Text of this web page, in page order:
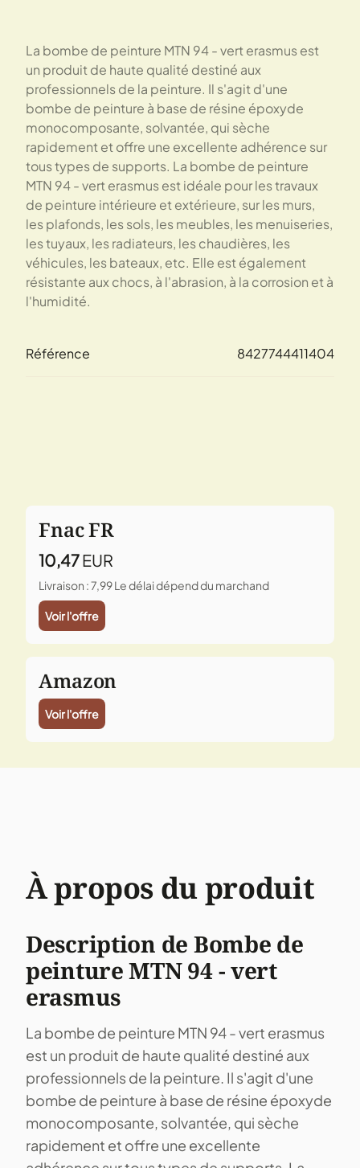
La bombe de peinture MTN 94 - vert erasmus est
un produit de haute qualité destiné aux
professionnels de la peinture. Il s'agit d'une
bombe de peinture à base de résine époxyde
monocomposante, solvantée, qui sèche
rapidement et offre une excellente adhérence sur
tous types de supports. La bombe de peinture
MTN 94 - vert erasmus est idéale pour les travaux
de peinture intérieure et extérieure, sur les murs,
les plafonds, les sols, les meubles, les menuiseries,
les tuyaux, les radiateurs, les chaudières, les
véhicules, les bateaux, etc. Elle est également
résistante aux chocs, à l'abrasion, à la corrosion et à
l'humidité.
Référence 8427744411404
Fnac FR
10,47EUR
Livraison : 7,99Le délai dépend du marchand
Voir l'offre
Amazon
Voir l'offre
À propos du produit
Description de Bombe de
peinture MTN 94 - vert
erasmus
La bombe de peinture MTN 94 - vert erasmus
est un produit de haute qualité destiné aux
professionnels de la peinture. Il s'agit d'une
bombe de peinture à base de résine époxyde
monocomposante, solvantée, qui sèche
rapidement et offre une excellente